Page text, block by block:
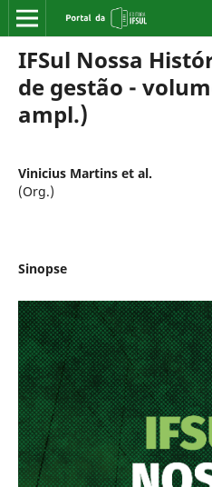
IFSul Nossa
de gestão -
ampl.)
Vinicius Martins et al.
(Org.)
Sinopse